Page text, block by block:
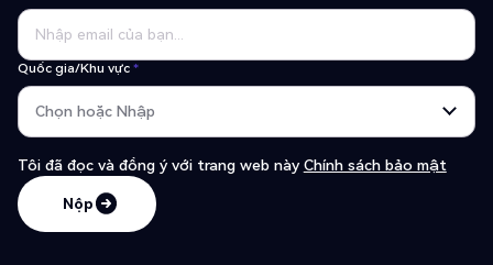
Quốc gia/Khu vực *
Tôi đã đọc và đồng ý với trang web này Chính sách bảo mật
Nộp
Nộp